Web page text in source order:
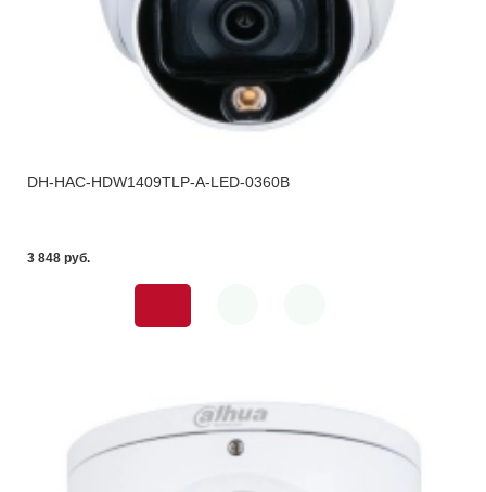
DH-HAC-HDW1409TLP-A-LED-0360B
3 848 pуб.